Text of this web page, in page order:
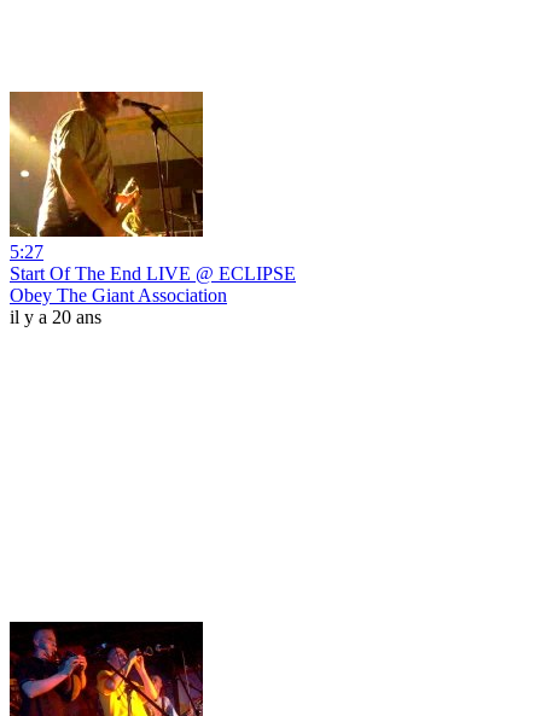
5:27
Start Of The End LIVE @ ECLIPSE
Obey The Giant Association
il y a 20 ans